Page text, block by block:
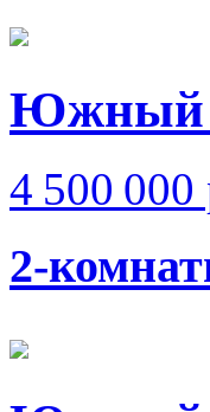
Южный
4 500 000
2-